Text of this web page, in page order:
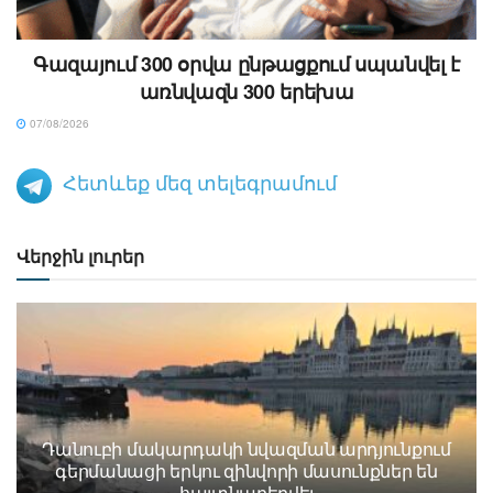
Գազայում 300 օրվա ընթացքում սպանվել է
առնվազն 300 երեխա
07/08/2026
Հետևեք մեզ տելեգրամում
Վերջին լուրեր
Դանուբի մակարդակի նվազման արդյունքում
գերմանացի երկու զինվորի մասունքներ են